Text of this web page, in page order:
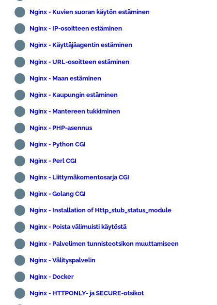
Nginx - Kuvien suoran käytön estäminen
Nginx - IP-osoitteen estäminen
Nginx - Käyttäjäagentin estäminen
Nginx - URL-osoitteen estäminen
Nginx - Maan estäminen
Nginx - Kaupungin estäminen
Nginx - Mantereen tukkiminen
Nginx - PHP-asennus
Nginx - Python CGI
Nginx - Perl CGI
Nginx - Liittymäkomentosarja CGI
Nginx - Golang CGI
Nginx - Installation of Http_stub_status_module
Nginx - Poista välimuisti käytöstä
Nginx - Palvelimen tunnisteotsikon muuttamiseen
Nginx - Välityspalvelin
Nginx - Docker
Nginx - HTTPONLY- ja SECURE-otsikot